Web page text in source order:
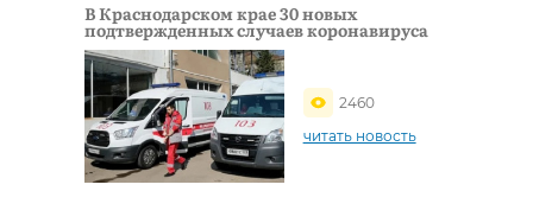
В Краснодарском крае 30 новых
подтвержденных случаев коронавируса
2460
читать новость